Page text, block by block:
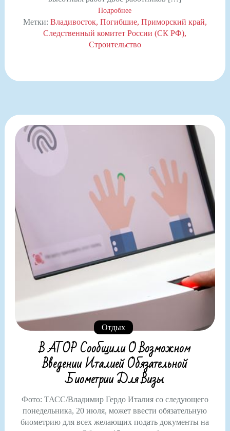
Подробнее
Метки: Владивосток Погибшие Приморский край
Следственный комитет России (СК РФ)
Строительство
Отдых
В АТОР Сообщили О Возможном
Введении Италией Обязательной
Биометрии Для Визы
Фото: ТАСС/Владимир Гердо Италия со следующего
понедельника, 20 июля, может ввести обязательную
биометрию для всех желающих подать документы на